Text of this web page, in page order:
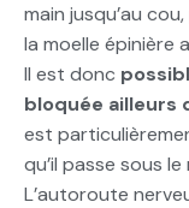
main jusqu’au
la moelle épinière
Il est donc
bloquée ailleurs
est
qu’il passe sous
L’autoroute